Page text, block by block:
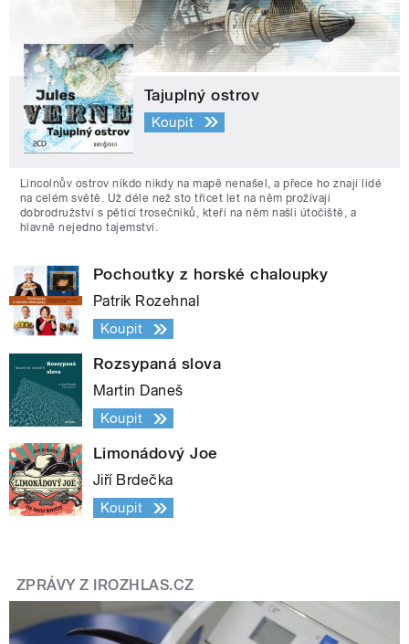
Tajuplný ostrov
Koupit
Lincolnův ostrov nikdo nikdy na mapě nenašel, a přece ho znají lidé
na celém světě. Už déle než sto třicet let na něm prožívají
dobrodružství s pěticí trosečníků, kteří na něm našli útočiště, a
hlavně nejedno tajemství.
Pochoutky z horské chaloupky
Patrik Rozehnal
Koupit
Rozsypaná slova
Martin Daneš
Koupit
Limonádový Joe
Jiří Brdečka
Koupit
ZPRÁVY Z IROZHLAS.CZ